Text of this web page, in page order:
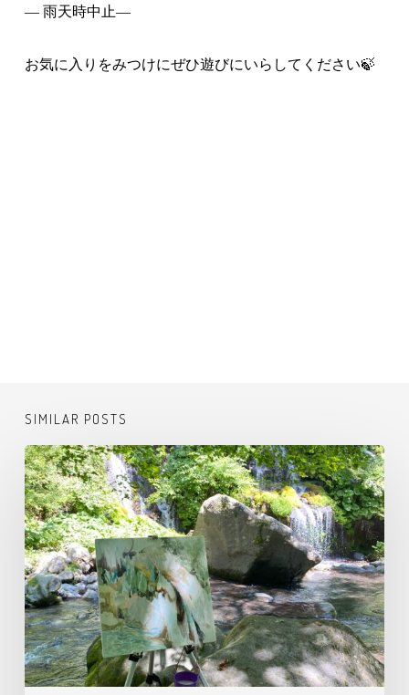
― 雨天時中止―
お気に入りをみつけにぜひ遊びにいらしてください🍃
SIMILAR POSTS
吐
竜
の
滝
で
野
外
制
作